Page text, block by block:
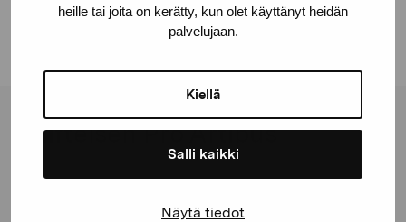
heille tai joita on kerätty, kun olet käyttänyt heidän
palvelujaan.
Kiellä
Salli kaikki
Näytä tiedot
Stiftelsen Pro Artibus